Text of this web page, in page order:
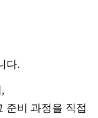
다.
준비 과정을 직접